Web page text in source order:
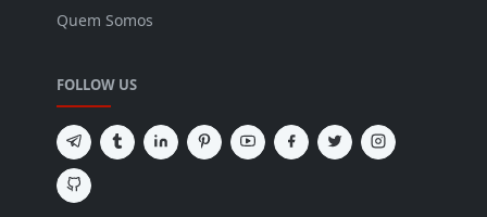
Quem Somos
FOLLOW US